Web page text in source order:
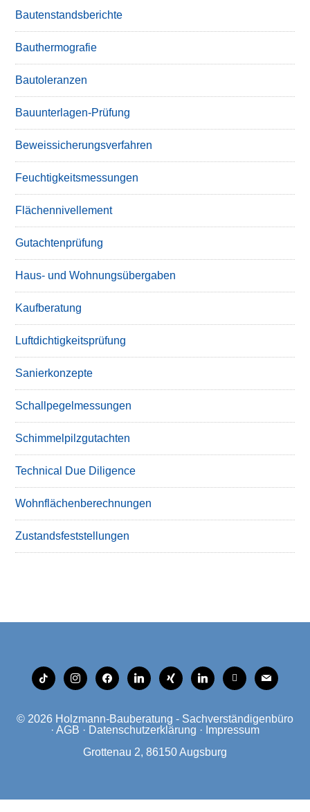
Bautenstandsberichte
Bauthermografie
Bautoleranzen
Bauunterlagen-Prüfung
Beweissicherungsverfahren
Feuchtigkeitsmessungen
Flächennivellement
Gutachtenprüfung
Haus- und Wohnungsübergaben
Kaufberatung
Luftdichtigkeitsprüfung
Sanierkonzepte
Schallpegelmessungen
Schimmelpilzgutachten
Technical Due Diligence
Wohnflächenberechnungen
Zustandsfeststellungen
tiktok instagramfacebooklinkedinxing linkedinmobilemail
© 2026 Holzmann-Bauberatung - Sachverständigenbüro
· AGB · Datenschutzerklärung · Impressum
Grottenau 2, 86150 Augsburg